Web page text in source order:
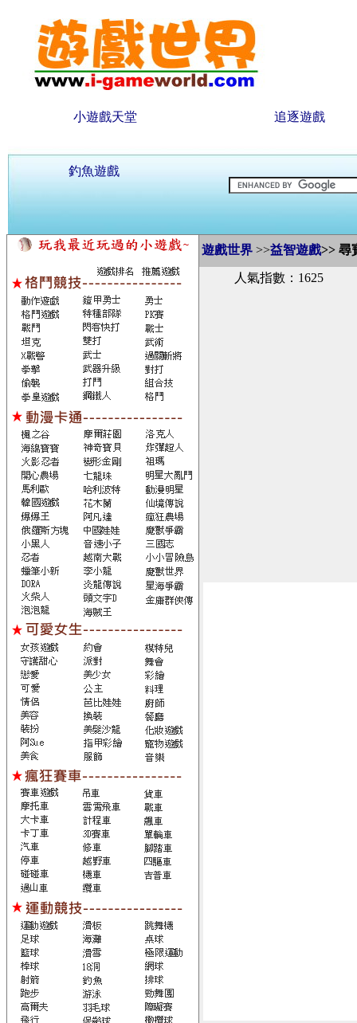
小遊戲天堂 追逐遊戲
釣魚遊戲
遊戲世界 >>益智遊戲>> 尋
人氣指數：1625